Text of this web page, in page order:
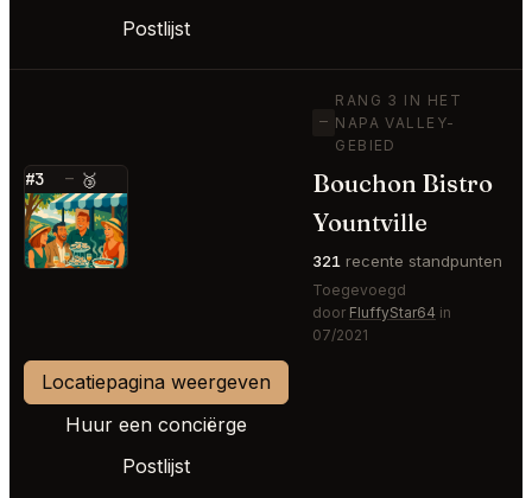
Postlijst
#3 — 🥉
⭐
—
RANG 3 IN HET
NAPA VALLEY-
GEBIED
Bouchon Bistro
Yountville
321 recente standpunten
Toegevoegd
door FluffyStar64 in
07/2021
Locatiepagina weergeven
Huur een conciërge
Postlijst